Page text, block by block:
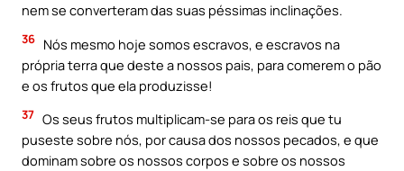
nem se converteram das suas péssimas inclinações.
36 Nós mesmo hoje somos escravos, e escravos na
própria terra que deste a nossos pais, para comerem o pão
e os frutos que ela produzisse!
37 Os seus frutos multiplicam-se para os reis que tu
puseste sobre nós, por causa dos nossos pecados, e que
dominam sobre os nossos corpos e sobre os nossos